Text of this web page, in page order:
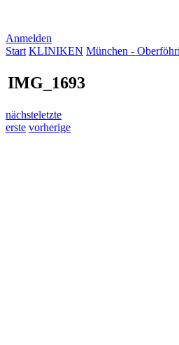
Anmelden
Start KLINIKEN München -
IMG_1693
nächsteletzte
erste vorherige